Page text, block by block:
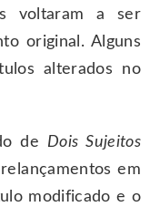
voltaram a ser
original. Alguns
alterados no
de Dois Sujeitos
em
modificado e o